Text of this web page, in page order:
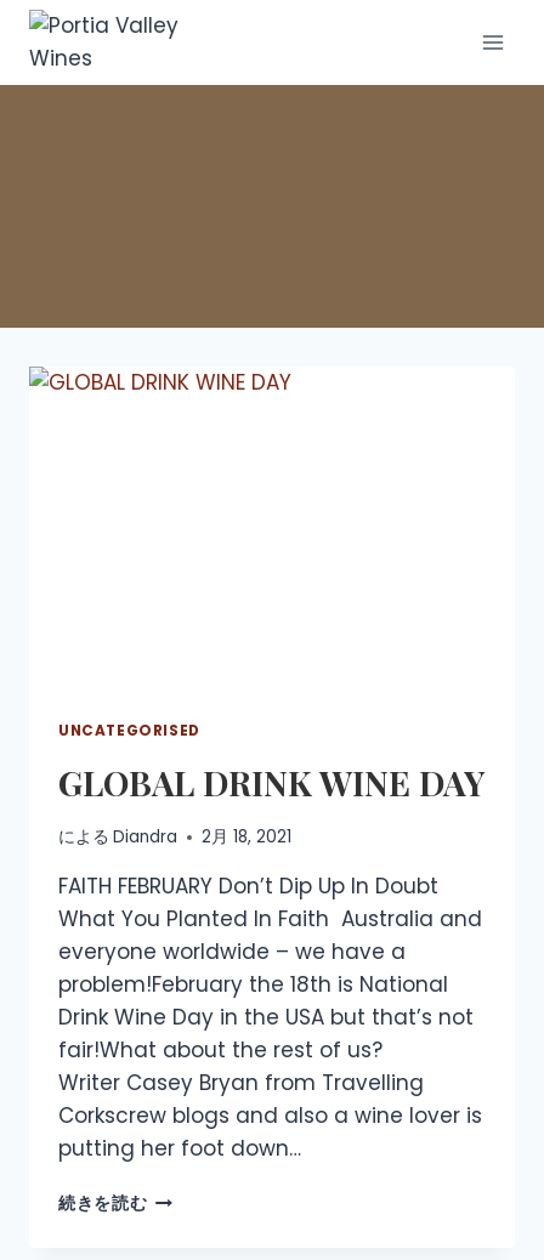
UNCATEGORISED
GLOBAL DRINK WINE DAY
による Diandra 2月 18, 2021
FAITH FEBRUARY Don’t Dip Up In Doubt
What You Planted In Faith Australia and
everyone worldwide – we have a
problem!February the 18th is National
Drink Wine Day in the USA but that’s not
fair!What about the rest of us?
Writer Casey Bryan from Travelling
Corkscrew blogs and also a wine lover is
putting her foot down…
続きを読む